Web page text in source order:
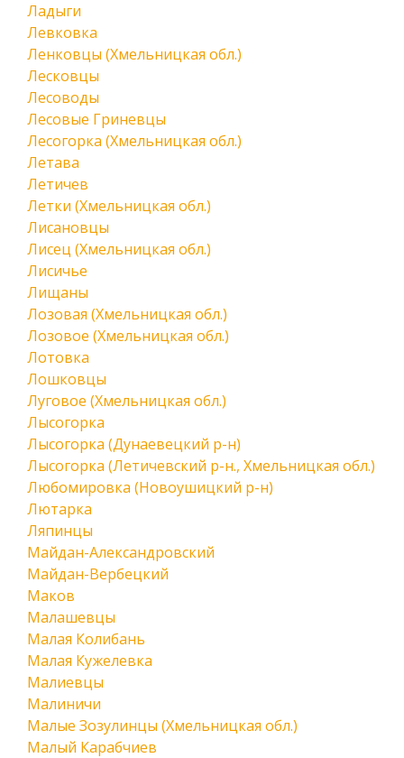
Ладыги
Левковка
Ленковцы (Хмельницкая обл.)
Лесковцы
Лесоводы
Лесовые Гриневцы
Лесогорка (Хмельницкая обл.)
Летава
Летичев
Летки (Хмельницкая обл.)
Лисановцы
Лисец (Хмельницкая обл.)
Лисичье
Лищаны
Лозовая (Хмельницкая обл.)
Лозовое (Хмельницкая обл.)
Лотовка
Лошковцы
Луговое (Хмельницкая обл.)
Лысогорка
Лысогорка (Дунаевецкий р-н)
Лысогорка (Летичевский р-н., Хмельницкая обл.)
Любомировка (Новоушицкий р-н)
Лютарка
Ляпинцы
Майдан-Александровский
Майдан-Вербецкий
Маков
Малашевцы
Малая Колибань
Малая Кужелевка
Малиевцы
Малиничи
Малые Зозулинцы (Хмельницкая обл.)
Малый Карабчиев